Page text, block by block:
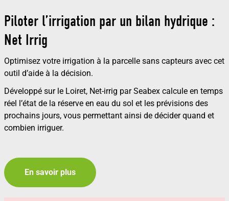
Piloter l’irrigation par un bilan hydrique :
Net Irrig
Optimisez votre irrigation à la parcelle sans capteurs avec cet
outil d’aide à la décision.
Développé sur le Loiret, Net-irrig par Seabex calcule en temps
réel l’état de la réserve en eau du sol et les prévisions des
prochains jours, vous permettant ainsi de décider quand et
combien irriguer.
En savoir plus